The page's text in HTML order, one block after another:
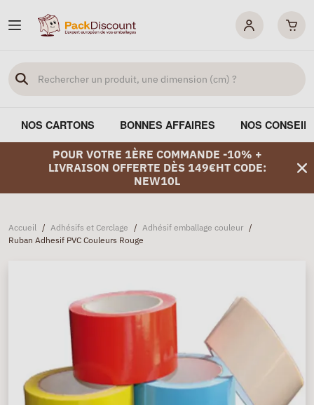
NOS CARTONS BONNES AFFAIRES NOS
POUR VOTRE 1ÈRE COMMANDE -10% +
LIVRAISON OFFERTE DÈS 149€HT CODE:
NEW10L
Accueil / Adhésifs et Cerclage / Adhésif emballage couleur /
Ruban Adhesif PVC Couleurs Rouge